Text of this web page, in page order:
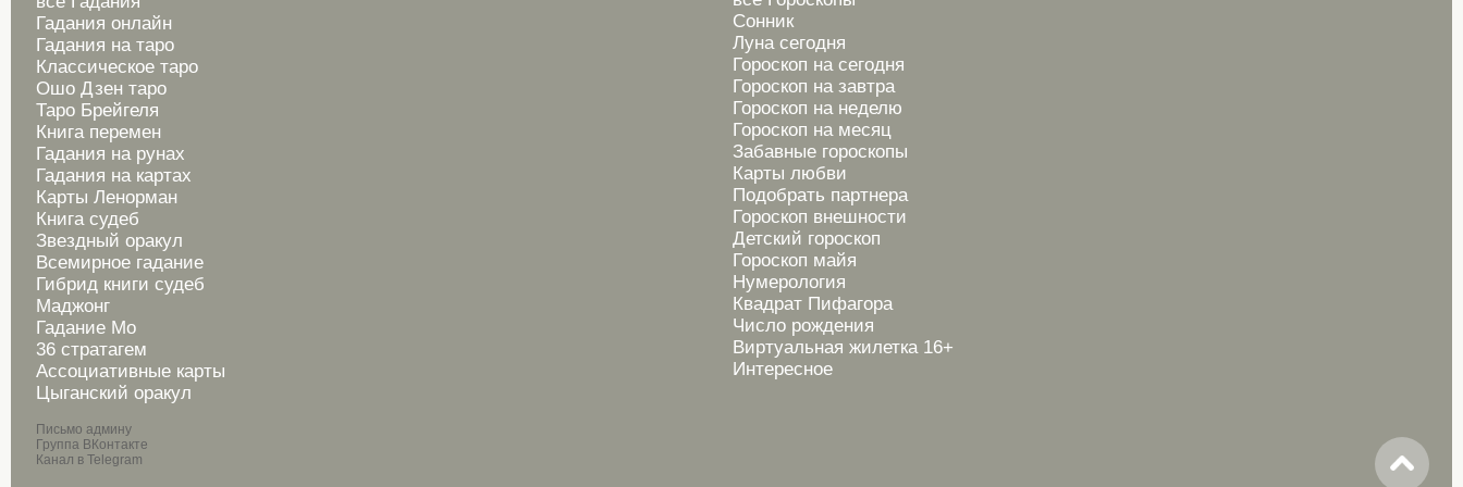
Гадания онлайн
Гадания на таро
Классическое таро
Ошо Дзен таро
Таро Брейгеля
Книга перемен
Гадания на рунах
Гадания на картах
Карты Ленорман
Книга судеб
Звездный оракул
Всемирное гадание
Гибрид книги судеб
Маджонг
Гадание Мо
36 стратагем
Ассоциативные карты
Цыганский оракул
Письмо админу
Группа ВКонтакте
Канал в Telegram
Сонник
Луна сегодня
Гороскоп на сегодня
Гороскоп на завтра
Гороскоп на неделю
Гороскоп на месяц
Забавные гороскопы
Карты любви
Подобрать партнера
Гороскоп внешности
Детский гороскоп
Гороскоп майя
Нумерология
Квадрат Пифагора
Число рождения
Виртуальная жилетка 16+
Интересное